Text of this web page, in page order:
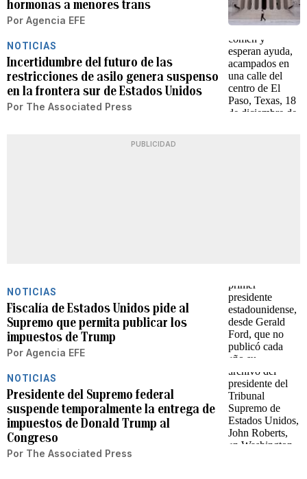
hormonas a menores trans
Por Agencia EFE
NOTICIAS
Incertidumbre del futuro de las
restricciones de asilo genera suspenso
en la frontera sur de Estados Unidos
Por The Associated Press
PUBLICIDAD
NOTICIAS
Fiscalía de Estados Unidos pide al
Supremo que permita publicar los
impuestos de Trump
Por Agencia EFE
NOTICIAS
Presidente del Supremo federal
suspende temporalmente la entrega de
impuestos de Donald Trump al
Congreso
Por The Associated Press